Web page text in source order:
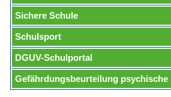
Sichere Schule
Schulsport
DGUV-Schulportal
Gefährdungsbeurteilung psychische